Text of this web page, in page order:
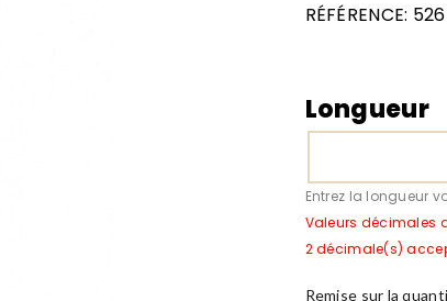
RÉFÉRENCE:
Longueur
Entrez la longueur
Valeurs décimales
2 décimale(s)
Remise sur la